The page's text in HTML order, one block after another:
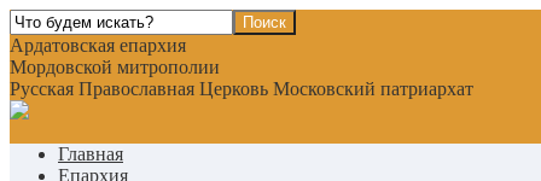
Ардатовская епархия
Мордовской митрополии
Русская Православная Церковь Московский патриархат
Главная
Епархия